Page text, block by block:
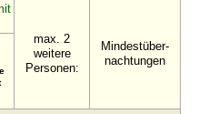
max. 2
weitere
Personen:
Mindestüber-
nachtungen